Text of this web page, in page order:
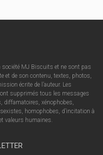
société MJ Biscuits et ne sont pas
et de son contenu, textes, photos,
écrite de l’auteur. Les
supprimés tous les messages
xénophobes,
homophobes, d’incitation à
valeurs humaines.